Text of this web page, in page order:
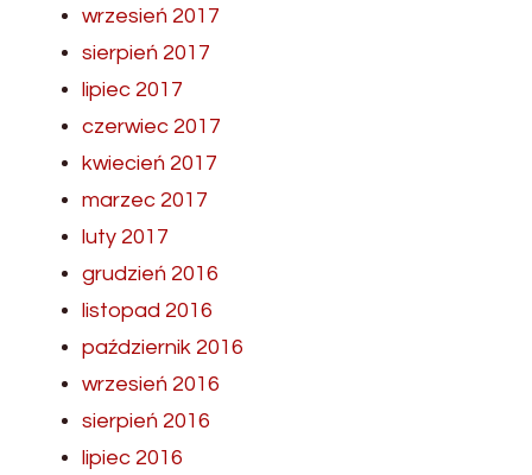
wrzesień 2017
sierpień 2017
lipiec 2017
czerwiec 2017
kwiecień 2017
marzec 2017
luty 2017
grudzień 2016
listopad 2016
październik 2016
wrzesień 2016
sierpień 2016
lipiec 2016